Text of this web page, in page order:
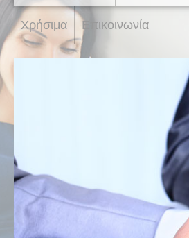
Χρήσιμα Επικοινωνία